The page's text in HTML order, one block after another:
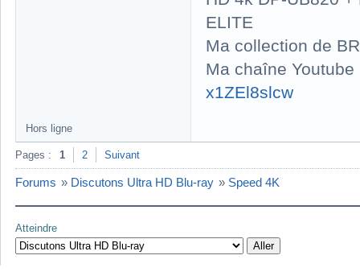
ELITE
Ma collection de
Ma chaîne
x1ZEl8slcw
Hors ligne
Pages : 1 2 Suivant
Forums » Discutons Ultra HD Blu-ray » Speed 4K
Atteindre